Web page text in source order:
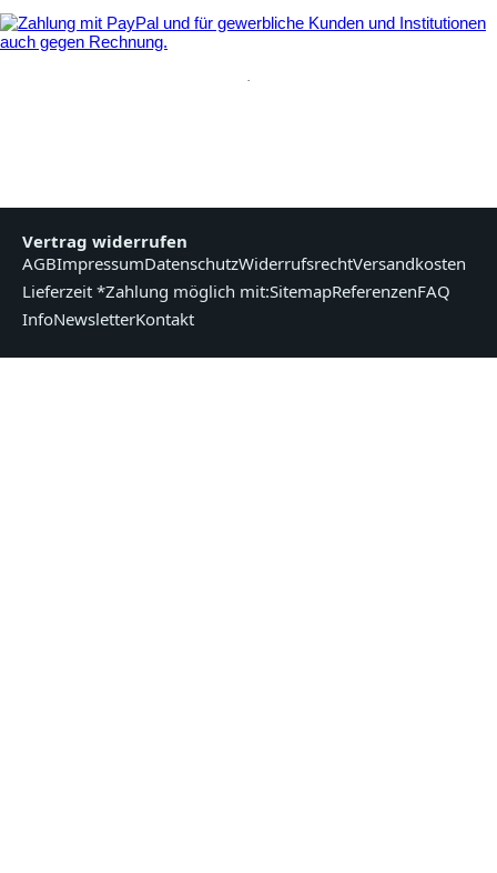
.
Vertrag widerrufen
AGBImpressumDatenschutzWiderrufsrechtVersandkosten
Lieferzeit *Zahlung möglich mit:SitemapReferenzenFAQ
InfoNewsletterKontakt